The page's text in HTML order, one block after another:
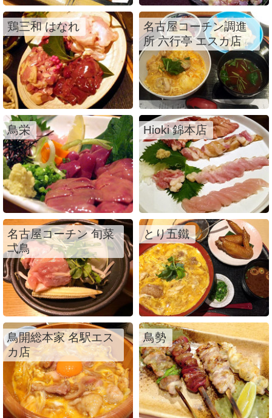
鶏三和 はなれ
名古屋コーチン調進
所 六行亭 エスカ店
鳥栄 Hioki 錦本店
名古屋コーチン 旬菜
弌鳥
とり五鐵
鳥開総本家 名駅エス
カ店
鳥勢